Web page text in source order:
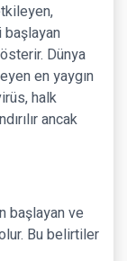
başlayan
Dünya
en yaygın
halk
ancak
başlayan ve
Bu belirtiler